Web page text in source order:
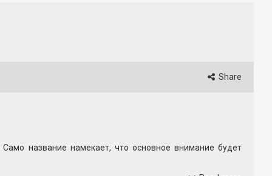
Share
название намекает, что основное внимание будет
Когда появится официальный трейлер фильма,